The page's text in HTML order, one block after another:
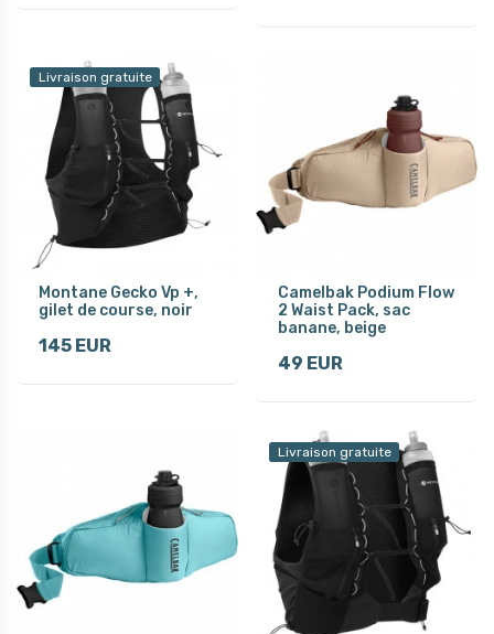
Livraison gratuite
Montane Gecko Vp +,
gilet de course, noir
145 EUR
Camelbak Podium Flow
2 Waist Pack, sac
banane, beige
49 EUR
Livraison gratuite